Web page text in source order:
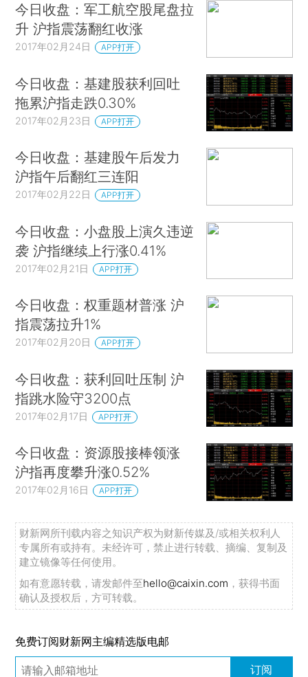
今日收盘：军工航空股尾盘拉
升 沪指震荡翻红收涨
2017年02月24日 APP打开
今日收盘：基建股获利回吐
拖累沪指走跌0.30%
2017年02月23日 APP打开
今日收盘：基建股午后发力
沪指午后翻红三连阳
2017年02月22日 APP打开
今日收盘：小盘股上演久违逆
袭 沪指继续上行涨0.41%
2017年02月21日 APP打开
今日收盘：权重题材普涨 沪
指震荡拉升1%
2017年02月20日 APP打开
今日收盘：获利回吐压制 沪
指跳水险守3200点
2017年02月17日 APP打开
今日收盘：资源股接棒领涨
沪指再度攀升涨0.52%
2017年02月16日 APP打开
财新网所刊载内容之知识产权为财新传媒及/或相关权利人
专属所有或持有。未经许可，禁止进行转载、摘编、复制及
建立镜像等任何使用。
如有意愿转载，请发邮件至hello@caixin.com ，获得书面
确认及授权后，方可转载。
免费订阅财新网主编精选版电邮
订阅